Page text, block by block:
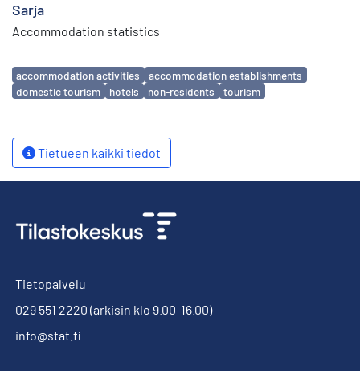
Sarja
Accommodation statistics
Avainsanat
accommodation activities
accommodation establishments
domestic tourism
hotels non-residents tourism
Tietueen kaikki tiedot
Tietopalvelu
029 551 2220 (arkisin klo 9.00-16.00)
info@stat.fi